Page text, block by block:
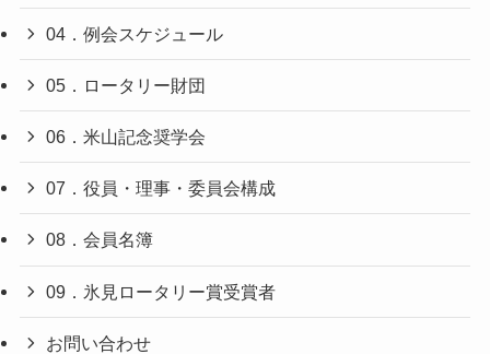
04．例会スケジュール
05．ロータリー財団
06．米山記念奨学会
07．役員・理事・委員会構成
08．会員名簿
09．氷見ロータリー賞受賞者
お問い合わせ